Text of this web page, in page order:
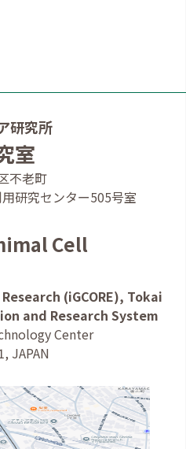
研究所
室
不老町
研究センター505号室
Cell
(iGCORE), Tokai
and Research System
Center
JAPAN